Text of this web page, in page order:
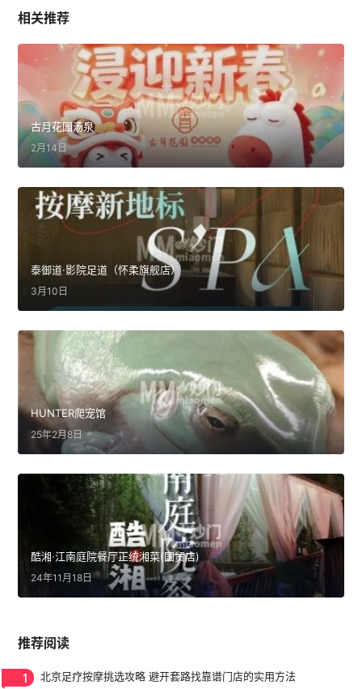
相关推荐
古月花园汤泉
2月14日
泰御道·影院足道（怀柔旗舰店）
3月10日
HUNTER爬宠馆
25年2月8日
酷湘·江南庭院餐厅正统湘菜(国贸店)
24年11月18日
推荐阅读
1 北京足疗按摩挑选攻略 避开套路找靠谱门店的实用方法